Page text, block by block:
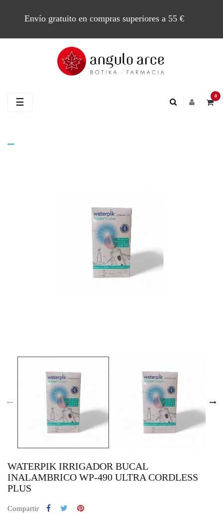
Envío gratuito en compras superiores a 55 €
0
Navegación
☰
WATERPIK IRRIGADOR BUCAL
INALAMBRICO WP-490 ULTRA CORDLESS
PLUS
Compartir